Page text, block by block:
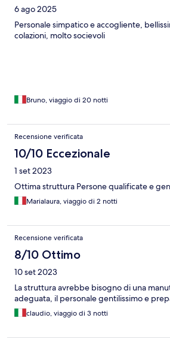
6 ago 2025
Personale simpatico e accogliente,
colazioni, molto socievoli
Bruno, viaggio di 20 notti
Recensione verificata
10/10 Eccezionale
1 set 2023
Ottima struttura Persone qualificate e
Marialaura, viaggio di 2 notti
Recensione verificata
8/10 Ottimo
10 set 2023
La struttura avrebbe bisogno di una
adeguata, il personale gentilissimo e
claudio, viaggio di 3 notti